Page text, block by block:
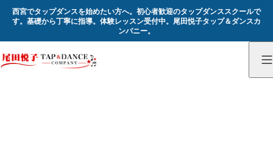
西宮でタップダンスを始めたい方へ。初心者歓迎のタップダンススクールで
す。基礎から丁寧に指導。体験レッスン受付中。尾田悦子タップ＆ダンスカ
ンパニー。